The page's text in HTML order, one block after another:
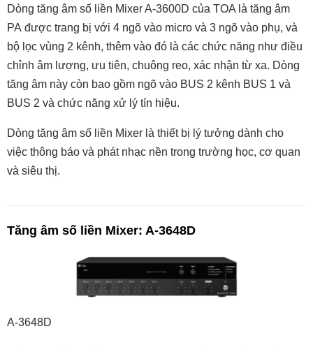
Dòng tăng âm số liền Mixer A-3600D của TOA là tăng âm
PA được trang bị với 4 ngõ vào micro và 3 ngõ vào phụ, và
bộ lọc vùng 2 kênh, thêm vào đó là các chức năng như điều
chỉnh âm lượng, ưu tiên, chuông reo, xác nhận từ xa. Dòng
tăng âm này còn bao gồm ngõ vào BUS 2 kênh BUS 1 và
BUS 2 và chức năng xử lý tín hiệu.
Dòng tăng âm số liền Mixer là thiết bị lý tưởng dành cho
việc thông báo và phát nhạc nền trong trường học, cơ quan
và siêu thị.
Tăng âm số liền Mixer: A-3648D
A-3648D